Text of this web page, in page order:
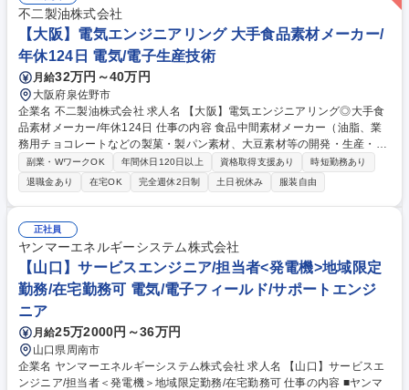
不二製油株式会社
【大阪】電気エンジニアリング 大手食品素材メーカー/
年休124日 電気/電子生産技術
月給32万円～40万円
大阪府泉佐野市
企業名 不二製油株式会社 求人名 【大阪】電気エンジニアリング◎大手食
品素材メーカー/年休124日 仕事の内容 食品中間素材メーカー（油脂、業
務用チョコレートなどの製菓・製パン素材、大豆素材等の開発・生産・販
売）である不二製油株式会社（大阪）にて以下業務をお任せします。 【新
工場建設や設備の増設・取替に伴う電気計装に関連するエンジニアリング
業務】 ■電気設備(受変電設備・照明設備・電話・LANなど)の設計・工事
管理 ■計装設備(制御システム・センサ)の設計・工事管理。 ユーザーの立
場で、メーカー様やエンジニアリング会社様と各設備の仕様を取り決め、
図面チェック⇒施工管理⇒試運転⇒引渡しの流れで工場建設などの業務に
携われます。 ※業務内容の続きは備考欄に記載歓迎要件 募集職種 【大
阪】電気エンジニアリング◎大手食品素材メーカー/年休124日
副業・WワークOK 年間休日120日以上 資格取得支援あり
時短勤務あり
退職金あり
在宅OK 完全週休2日制 土日祝休み 服装自由
正社員
ヤンマーエネルギーシステム株式会社
【山口】サービスエンジニア/担当者<発電機>地域限定
勤務/在宅勤務可 電気/電子フィールド/サポートエンジ
ニア
月給25万2000円～36万円
山口県周南市
企業名 ヤンマーエネルギーシステム株式会社 求人名 【山口】サービスエ
ンジニア/担当者＜発電機＞地域限定勤務/在宅勤務可 仕事の内容 ■ヤンマ